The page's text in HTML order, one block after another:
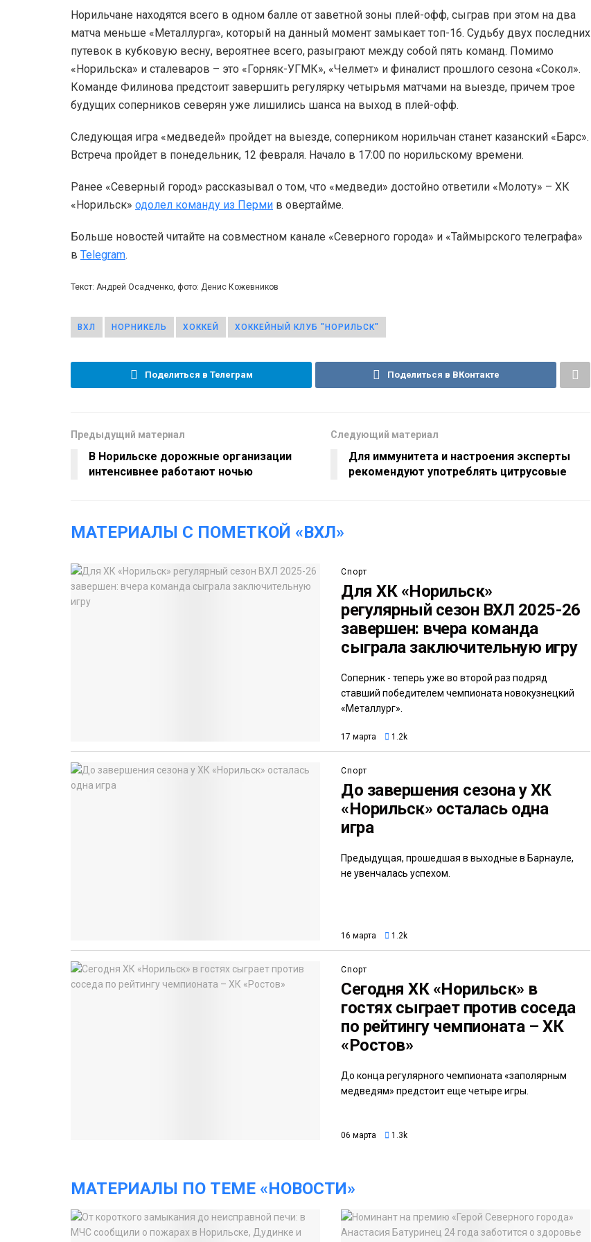
Норильчане находятся всего в одном балле от заветной зоны плей-офф, сыграв при этом на два
матча меньше «Металлурга», который на данный момент замыкает топ-16. Судьбу двух последних
путевок в кубковую весну, вероятнее всего, разыграют между собой пять команд. Помимо
«Норильска» и сталеваров – это «Горняк-УГМК», «Челмет» и финалист прошлого сезона «Сокол».
Команде Филинова предстоит завершить регулярку четырьмя матчами на выезде, причем трое
будущих соперников северян уже лишились шанса на выход в плей-офф.
Следующая игра «медведей» пройдет на выезде, соперником норильчан станет казанский «Барс».
Встреча пройдет в понедельник, 12 февраля. Начало в 17:00 по норильскому времени.
Ранее «Северный город» рассказывал о том, что «медведи» достойно ответили «Молоту» – ХК
«Норильск» одолел команду из Перми в овертайме.
Больше новостей читайте на совместном канале «Северного города» и «Таймырского телеграфа»
в Telegram.
Текст: Андрей Осадченко, фото: Денис Кожевников
ВХЛ НОРНИКЕЛЬ ХОККЕЙ ХОККЕЙНЫЙ КЛУБ "НОРИЛЬСК"
Поделиться в Телеграм Поделиться в ВКонтакте
Предыдущий материал
В Норильске дорожные организации
интенсивнее работают ночью
Следующий материал
Для иммунитета и настроения эксперты
рекомендуют употреблять цитрусовые
МАТЕРИАЛЫ С ПОМЕТКОЙ «ВХЛ»
Спорт
Для ХК «Норильск»
регулярный сезон ВХЛ 2025-26
завершен: вчера команда
сыграла заключительную игру
Соперник - теперь уже во второй раз подряд
ставший победителем чемпионата новокузнецкий
«Металлург».
17 марта 1.2k
Спорт
До завершения сезона у ХК
«Норильск» осталась одна
игра
Предыдущая, прошедшая в выходные в Барнауле,
не увенчалась успехом.
16 марта 1.2k
Спорт
Сегодня ХК «Норильск» в
гостях сыграет против соседа
по рейтингу чемпионата – ХК
«Ростов»
До конца регулярного чемпионата «заполярным
медведям» предстоит еще четыре игры.
06 марта 1.3k
МАТЕРИАЛЫ ПО ТЕМЕ «НОВОСТИ»